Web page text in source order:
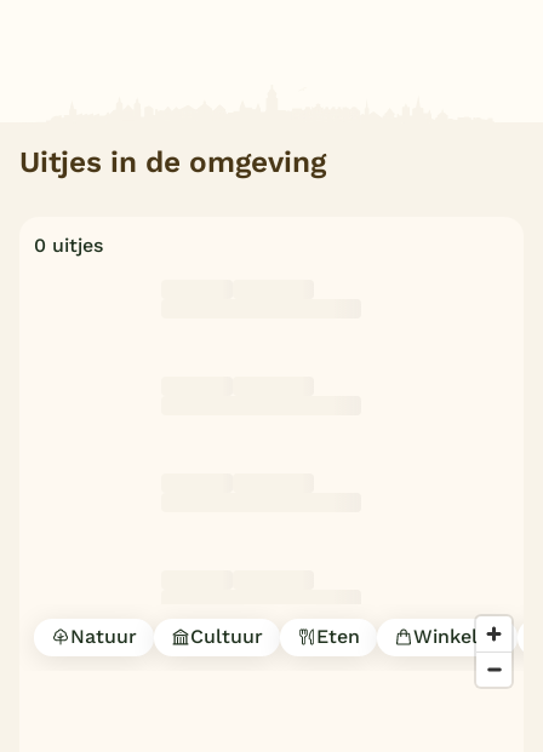
Uitjes in de omgeving
0 uitjes
Natuur Cultuur Eten Winkelen